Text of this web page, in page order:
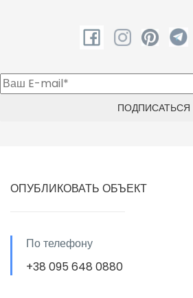
ОПУБЛИКОВАТЬ ОБЪЕКТ
По телефону
+38 095 648 0880